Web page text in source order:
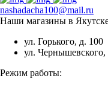
nashadacha100@mail.ru
Наши магазины в
ул. Горького, д. 100
ул. Чернышевского,
Режим работы: